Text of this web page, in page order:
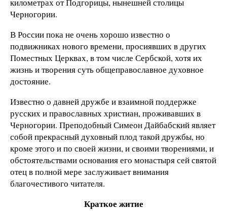
километрах от Подгорицы, нынешней столицы
Черногории.
В России пока не очень хорошо известно о
подвижниках нового времени, просиявших в других
Поместных Церквах, в том числе Сербской, хотя их
жизнь и творения суть общеправославное духовное
достояние.
Известно о давней дружбе и взаимной поддержке
русских и православных христиан, проживавших в
Черногории. Преподобный Симеон Дайбабский являет
собой прекрасный духовный плод такой дружбы, но
кроме этого и по своей жизни, и своими творениями, и
обстоятельствами основания его монастыря сей святой
отец в полной мере заслуживает внимания
благочестивого читателя.
Краткое житие